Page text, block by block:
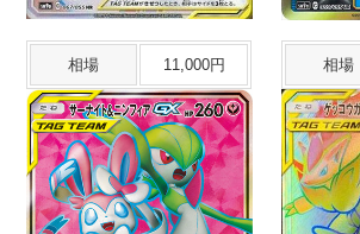
相場 11,000円 相場